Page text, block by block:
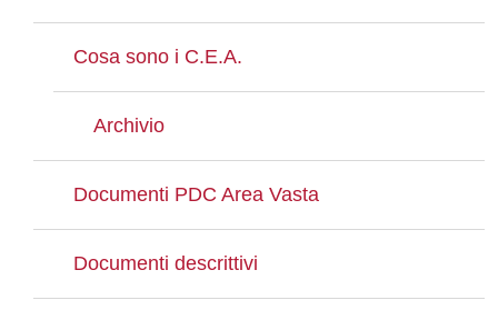
Cosa sono i C.E.A.
Archivio
Documenti PDC Area Vasta
Documenti descrittivi